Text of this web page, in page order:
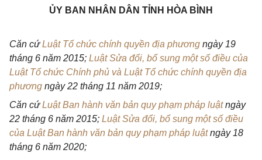
ỦY BAN NHÂN DÂN TỈNH HÒA BÌNH
Căn cứLuật Tổ chức chính quyền địa phương ngày 19
tháng 6 năm 2015; Luật Sửa đổi, bổ sung một số điều của
Luật Tổ chức Chính phủ và Luật Tổ chức chính quyền địa
phương ngày 22 tháng 11 năm 2019;
Căn cứLuật Ban hành văn bản quy phạm pháp luậtngày
22 tháng 6 năm 2015; Luật Sửa đổi, bổ sung một số điều
của Luật Ban hành văn bản quy phạm pháp luậtngày 18
tháng 6 năm 2020;